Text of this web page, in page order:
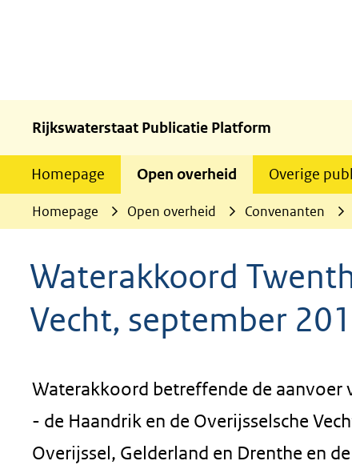
Rijkswaterstaat Publicatie Platform
Homepage Open overheid Overige
Homepage Open overheid Convenanten
Waterakkoord
Vecht, september
Waterakkoord betreffende de aanvoer
- de Haandrik en de Overijsselsche
Overijssel, Gelderland en Drenthe en